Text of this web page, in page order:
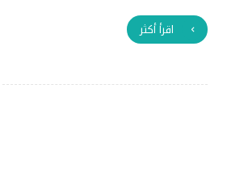
اقرأ أكثر